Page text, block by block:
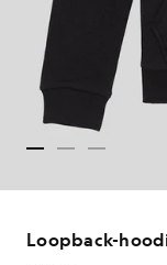
Loopback-